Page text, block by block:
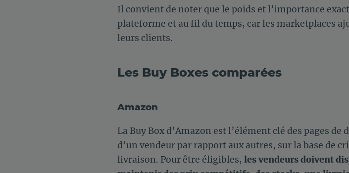
Il convient de noter que le poids et l’importance
plateforme et au fil du temps, car les marketplaces
leurs clients.
Les Buy Boxes comparées
Amazon
La Buy Box d’Amazon est l’élément clé des pages
d’un vendeur par rapport aux autres, sur la base de
livraison. Pour être éligibles, les vendeurs doivent